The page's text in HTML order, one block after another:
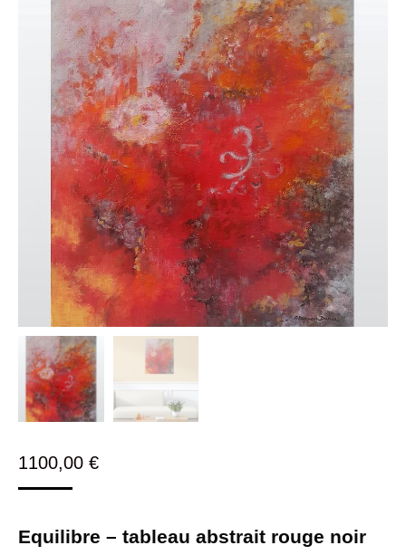
1100,00 €
Equilibre – tableau abstrait rouge noir